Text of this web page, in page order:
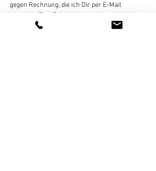
gegen Rechnung, die ich Dir per E-Mail
zusende.  Eine Zahlung in bar oder online ist
nicht möglich!